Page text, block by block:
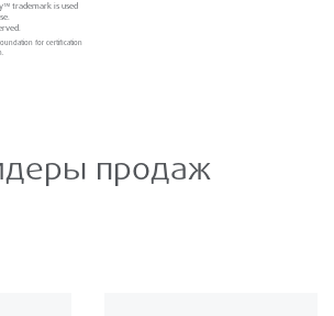
trademark is used
for certification
продаж